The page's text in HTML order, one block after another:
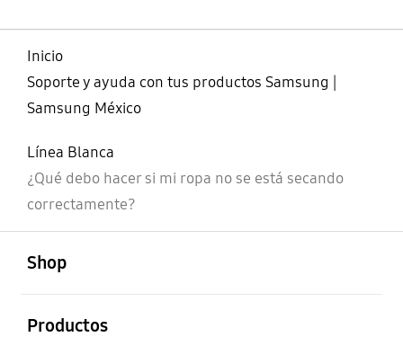
Inicio
Soporte y ayuda con tus productos Samsung |
Samsung México
Línea Blanca
¿Qué debo hacer si mi ropa no se está secando
correctamente?
Shop
Productos